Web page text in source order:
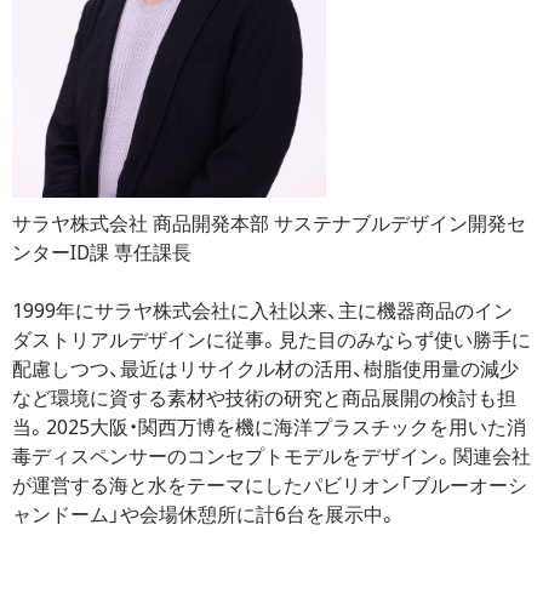
サラヤ株式会社 商品開発本部 サステナブルデザイン開発セ
ンターID課 専任課長
1999年にサラヤ株式会社に入社以来、主に機器商品のイン
ダストリアルデザインに従事。見た目のみならず使い勝手に
配慮しつつ、最近はリサイクル材の活用、樹脂使用量の減少
など環境に資する素材や技術の研究と商品展開の検討も担
当。2025大阪・関西万博を機に海洋プラスチックを用いた消
毒ディスペンサーのコンセプトモデルをデザイン。関連会社
が運営する海と水をテーマにしたパビリオン「ブルーオーシ
ャンドーム」や会場休憩所に計6台を展示中。